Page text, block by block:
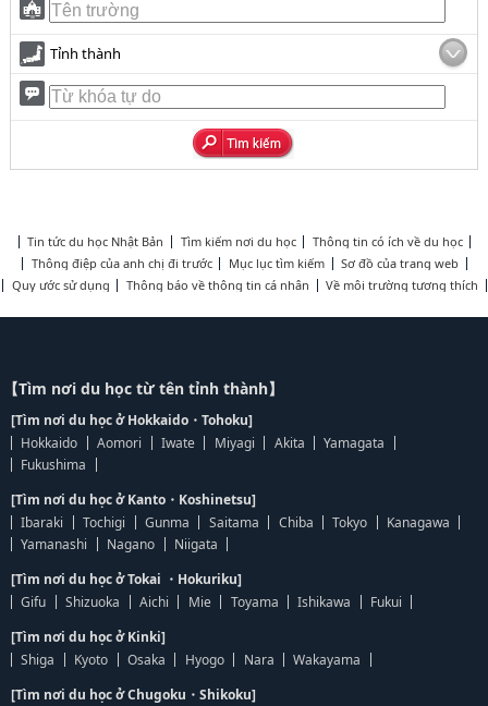
Tỉnh thành
Tin tức du học Nhật Bản Tìm kiếm nơi du học
Thông tin có ích về du học
Thông điệp của anh chị đi trước
Mục lục tìm kiếm
Sơ đồ của trang web
Quy ước sử dụng
Thông báo về thông tin cá nhân Về môi trường tương thích
【Tìm nơi du học từ tên tỉnh thành】
[Tìm nơi du học ở Hokkaido・Tohoku]
Hokkaido
Aomori Iwate Miyagi Akita
Yamagata
Fukushima
[Tìm nơi du học ở Kanto・Koshinetsu]
Ibaraki
Tochigi Gunma Saitama Chiba Tokyo
Kanagawa
Yamanashi
Nagano
Niigata
[Tìm nơi du học ở Tokai ・Hokuriku]
Gifu
Shizuoka Aichi Mie Toyama Ishikawa
Fukui
[Tìm nơi du học ở Kinki]
Shiga
Kyoto Osaka Hyogo Nara
Wakayama
[Tìm nơi du học ở Chugoku・Shikoku]